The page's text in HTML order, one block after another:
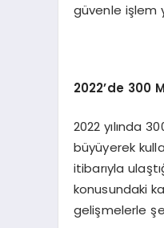
güvenle işlem
2022’de 300
2022 yılında
büyüyerek
itibarıyla
konusundaki
gelişmelerle